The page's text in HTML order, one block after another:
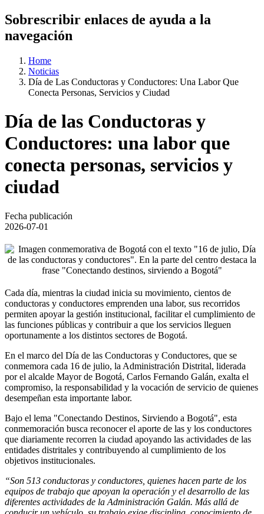
Sobrescribir enlaces de ayuda a la
navegación
Home
Noticias
Día de Las Conductoras y Conductores: Una Labor Que
Conecta Personas, Servicios y Ciudad
Día de las Conductoras y
Conductores: una labor que
conecta personas, servicios y
ciudad
Fecha publicación
2026-07-01
Cada día, mientras la ciudad inicia su movimiento, cientos de
conductoras y conductores emprenden una labor, sus recorridos
permiten apoyar la gestión institucional, facilitar el cumplimiento de
las funciones públicas y contribuir a que los servicios lleguen
oportunamente a los distintos sectores de Bogotá.
En el marco del Día de las Conductoras y Conductores, que se
conmemora cada 16 de julio, la Administración Distrital, liderada
por el alcalde Mayor de Bogotá, Carlos Fernando Galán, exalta el
compromiso, la responsabilidad y la vocación de servicio de quienes
desempeñan esta importante labor.
Bajo el lema "Conectando Destinos, Sirviendo a Bogotá", esta
conmemoración busca reconocer el aporte de las y los conductores
que diariamente recorren la ciudad apoyando las actividades de las
entidades distritales y contribuyendo al cumplimiento de los
objetivos institucionales.
“Son 513 conductoras y conductores, quienes hacen parte de los
equipos de trabajo que apoyan la operación y el desarrollo de las
diferentes actividades de la Administración Galán. Más allá de